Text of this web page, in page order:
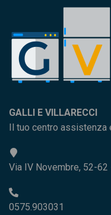
GALLI E VILLARECCI
Il tuo centro
Via IV Novembre, 52-
0575.903031